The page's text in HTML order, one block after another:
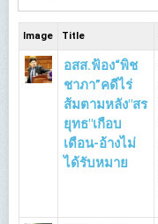
Image Title
อสส.ฟ้อง“พิช
ชาภา”คดีไร่
ส้มตามหลัง"สร
ยุทธ"เกือบ
เดือน-อ้างไม่
ได้รับหมาย